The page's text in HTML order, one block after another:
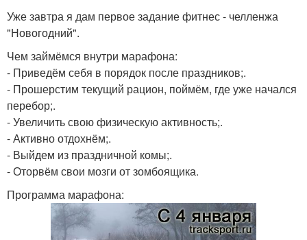
Уже завтра я дам первое задание фитнес - челленжа
"Новогодний".
Чем займёмся внутри марафона:
- Приведём себя в порядок после праздников;.
- Прошерстим текущий рацион, поймём, где уже начался
перебор;.
- Увеличить свою физическую активность;.
- Активно отдохнём;.
- Выйдем из праздничной комы;.
- Оторвём свои мозги от зомбоящика.
Программа марафона: